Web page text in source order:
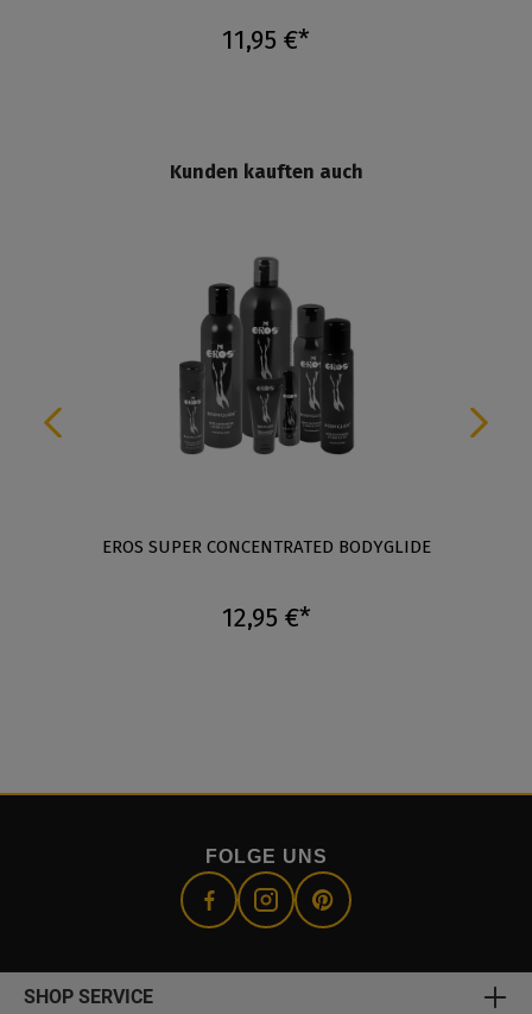
11,95 €*
Kunden kauften auch
EROS SUPER CONCENTRATED BODYGLIDE
12,95 €*
FOLGE UNS
SHOP SERVICE